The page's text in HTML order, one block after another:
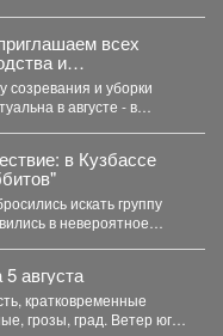
всех
и
выставку
созревания и уборки
в августе - в
в Кузбассе
искать группу
в невероятное
Прогноз погоды на 5 августа
кратковременные
грозы, град. Ветер юго-